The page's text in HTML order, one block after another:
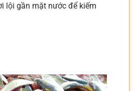
lội gần mặt nước để kiếm